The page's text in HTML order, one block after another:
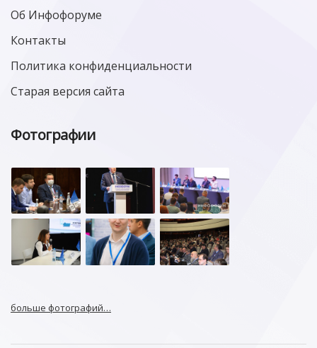
Об Инфофоруме
Контакты
Политика конфиденциальности
Старая версия сайта
Фотографии
больше фотографий…